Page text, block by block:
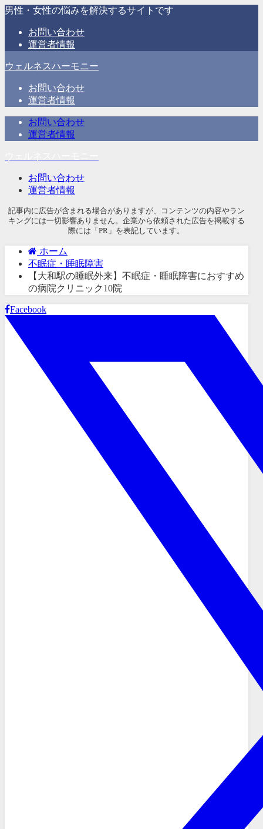
男性・女性の悩みを解決するサイトです
お問い合わせ
運営者情報
ウェルネスハーモニー
お問い合わせ
運営者情報
お問い合わせ
運営者情報
お問い合わせ
運営者情報
記事内に広告が含まれる場合がありますが、コンテンツの内容やラン
キングには一切影響ありません。企業から依頼された広告を掲載する
際には「PR」を表記しています。
ホーム
不眠症・睡眠障害
【大和駅の睡眠外来】不眠症・睡眠障害におすすめ
の病院クリニック10院
Facebook